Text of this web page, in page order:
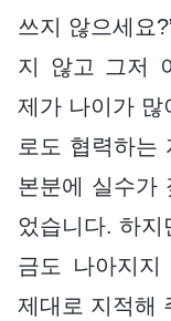
쓰지 않으세요
지 않고 그저
제가 나이가 많
로도 협력하는
본분에 실수가
었습니다. 하지
금도 나아지
제대로 지적해